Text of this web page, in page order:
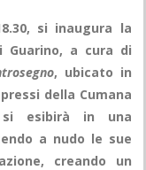
si inaugura la
Guarino, a cura di
, ubicato in
della Cumana
si esibirà in una
a nudo le sue
creando un